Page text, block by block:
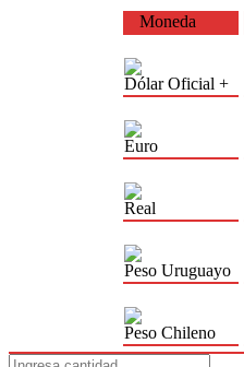
Moneda
Dólar Oficial +
Euro
Real
Peso Uruguayo
Peso Chileno